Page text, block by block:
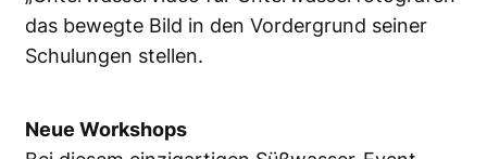
das bewegte Bild in den Vordergrund seiner
Schulungen stellen.
Neue Workshops